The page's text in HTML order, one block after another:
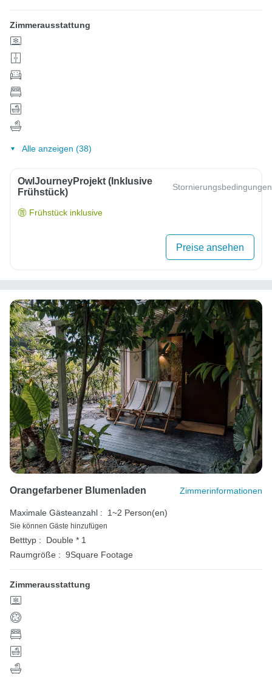
Zimmerausstattung
Alle anzeigen (38)
OwlJourneyProjekt (inklusive
Frühstück)
Stornierungsbedingungen
Frühstück inklusive
Preise ansehen
Orangefarbener Blumenladen Zimmerinformationen
Maximale Gästeanzahl : 1~2 Person(en)
Sie können Gäste hinzufügen
Betttyp :
Double * 1
Raumgröße : 9Square Footage
Zimmerausstattung